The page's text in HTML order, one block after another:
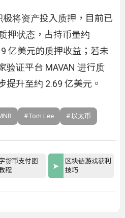
将资产投入质押，目前已
押状态，占持币量约
亿美元的质押收益；若未
验证平台 MAVAN 进行质
提升至约 2.69 亿美元。
Tom Lee 以太币
货币支付图
程
区块链游戏获利
技巧